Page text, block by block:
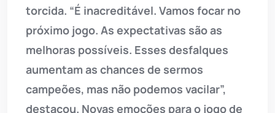
torcida. “É inacreditável. Vamos focar no
próximo jogo. As expectativas são as
melhoras possíveis. Esses desfalques
aumentam as chances de sermos
campeões, mas não podemos vacilar”,
destacou. Novas emoções para o jogo de